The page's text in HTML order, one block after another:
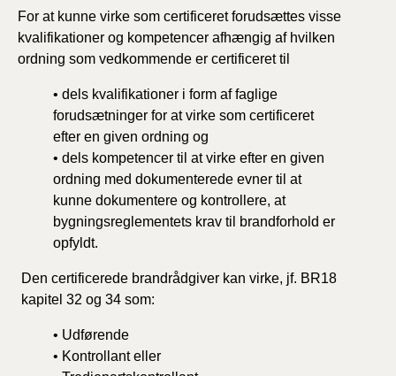
For at kunne virke som certificeret forudsættes visse
kvalifikationer og kompetencer afhængig af hvilken
ordning som vedkommende er certificeret til
• dels kvalifikationer i form af faglige
forudsætninger for at virke som certificeret
efter en given ordning og
• dels kompetencer til at virke efter en given
ordning med dokumenterede evner til at
kunne dokumentere og kontrollere, at
bygningsreglementets krav til brandforhold er
opfyldt.
Den certificerede brandrådgiver kan virke, jf. BR18
kapitel 32 og 34 som:
• Udførende
• Kontrollant eller